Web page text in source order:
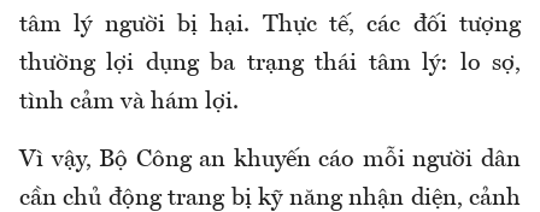
tâm lý người bị hại. Thực tế, các đối tượng
thường lợi dụng ba trạng thái tâm lý: lo sợ,
tình cảm và hám lợi.
Vì vậy, Bộ Công an khuyến cáo mỗi người dân
cần chủ động trang bị kỹ năng nhận diện, cảnh